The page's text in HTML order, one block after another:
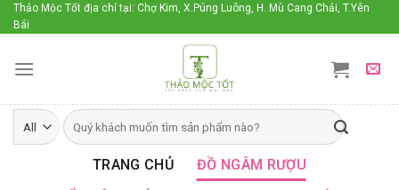
Skip
to
Thảo Mộc Tốt địa chỉ tại: Chợ Kim, X.Púng Luông, H. Mù Cang Chải, T.Yên
Bái
TRANG CHỦ
ĐỒ NGÂM RƯỢU